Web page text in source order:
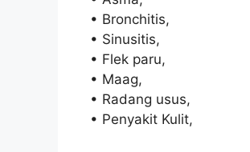
• Bronchitis,
• Sinusitis,
• Flek paru,
• Maag,
• Radang usus,
• Penyakit Kulit,